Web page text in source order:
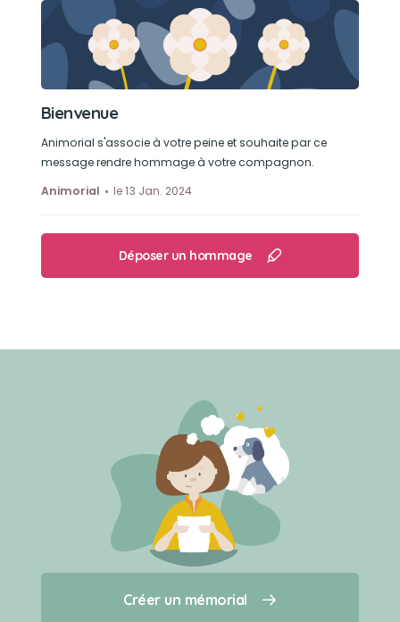
Créer un mémorial
Qui sommes-nous ?
Son loisir préféré
MANGER !
Bienvenue
Animorial s'associe à votre peine et souhaite par ce
message rendre hommage à votre compagnon.
Animorial
le 13 Jan. 2024
Déposer un hommage
Créer un mémorial